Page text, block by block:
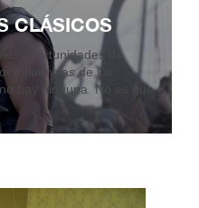
CLÁSICOS
oportunidades de
influencias de los
hay ninguna. No es que